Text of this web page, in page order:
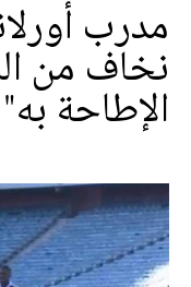
مدرب
نخاف من
الإطاحة به"